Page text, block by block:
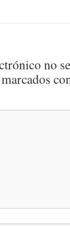
no